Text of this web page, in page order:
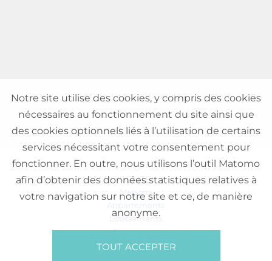
VENTE
Maisons
Appartements
Lotissements
Commerces
Bureaux
Notre site utilise des cookies, y compris des cookies
nécessaires au fonctionnement du site ainsi que
des cookies optionnels liés à l’utilisation de certains
services nécessitant votre consentement pour
fonctionner. En outre, nous utilisons l’outil Matomo
afin d’obtenir des données statistiques relatives à
votre navigation sur notre site et ce, de manière
anonyme.
TOUT ACCEPTER